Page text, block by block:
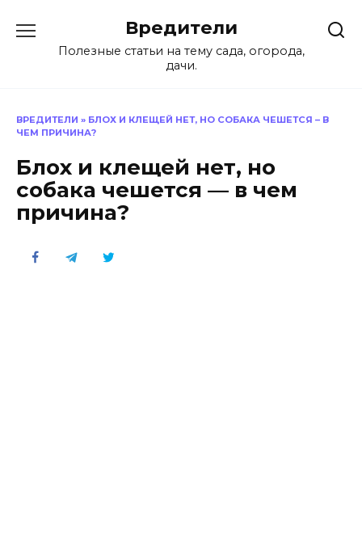
содержанию
Вредители
Полезные статьи на тему сада, огорода,
дачи.
ВРЕДИТЕЛИ » БЛОХ И КЛЕЩЕЙ НЕТ, НО СОБАКА ЧЕШЕТСЯ – В
ЧЕМ ПРИЧИНА?
Блох и клещей нет, но
собака чешется — в чем
причина?